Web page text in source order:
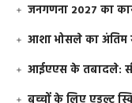
जनगणना 2027 का
आशा भोसले का
आईएएस के तबादले: